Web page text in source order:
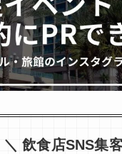
＼ 飲食店SNS集